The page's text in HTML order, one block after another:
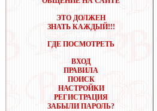
ЭТО ДОЛЖЕН
ЗНАТЬ КАЖДЫЙ!!!
ГДЕ ПОСМОТРЕТЬ
ВХОД
ПРАВИЛА
ПОИСК
НАСТРОЙКИ
РЕГИСТРАЦИЯ
ЗАБЫЛИ ПАРОЛЬ?